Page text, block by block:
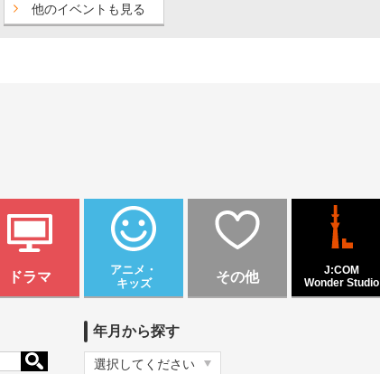
他のイベントも見る
ドラマ
アニメ・
キッズ
その他
J:COM
Wonder Studio
年月から探す